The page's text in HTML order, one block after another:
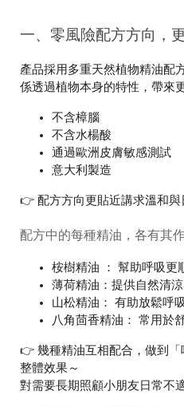
一、零風險配方方向，
產品採用多重天然植物精油配
係透過植物本身的特性，帶來
不含樟腦
不含水楊酸
通過歐洲皮膚敏感測試
意大利製造
👉 配方方向更貼近講求溫和
配方中的每種精油，各有其作
桉樹精油 ： 幫助呼吸更
薄荷精油：提供自然清
山松精油： 有助放鬆呼
八角茴香精油： 常用於
👉 幾種精油互相配合，做到
整體效果～
對需要長期照顧小朋友日常不